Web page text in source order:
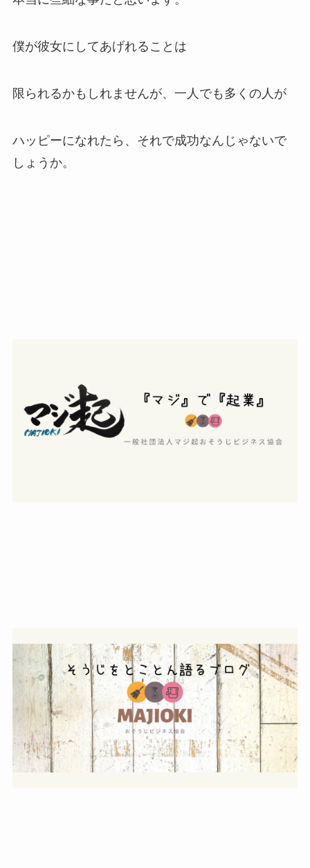
僕が彼女にしてあげれることは
限られるかもしれませんが、一人でも多くの人が
ハッピーになれたら、それで成功なんじゃないで
しょうか。